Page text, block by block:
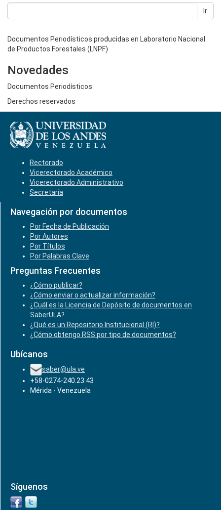
Ir
Documentos Periodísticos producidas en Laboratorio Nacional
de Productos Forestales (LNPF)
Novedades
Documentos Periodísticos
Derechos reservados
Rectorado
Vicerectorado Académico
Vicerectorado Administrativo
Secretaría
Navegación por documentos
Por Fecha de Publicación
Por Autores
Por Títulos
Por Palabras Clave
Preguntas Frecuentes
¿Cómo publicar?
¿Cómo enviar o actualizar información?
¿Cuál es la Licencia de Depósito de documentos en
SaberULA?
¿Qué es un Repositorio Institucional (RI)?
¿Cómo obtengo RSS por tipo de documentos?
Ubícanos
saber@ula.ve
+58-0274-240.23.43
Mérida - Venezuela
Síguenos